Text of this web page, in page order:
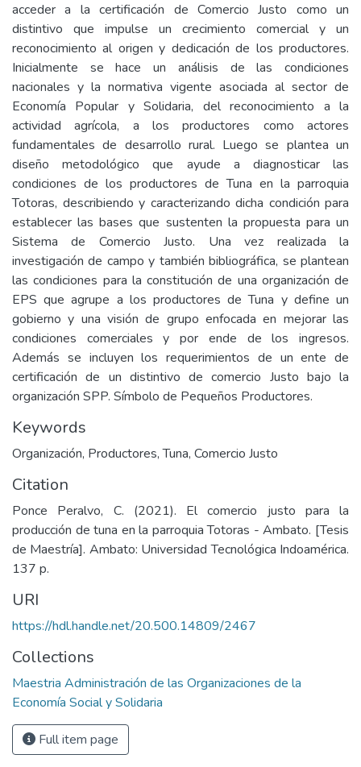
acceder a la certificación de Comercio Justo como un
distintivo que impulse un crecimiento comercial y un
reconocimiento al origen y dedicación de los productores.
Inicialmente se hace un análisis de las condiciones
nacionales y la normativa vigente asociada al sector de
Economía Popular y Solidaria, del reconocimiento a la
actividad agrícola, a los productores como actores
fundamentales de desarrollo rural. Luego se plantea un
diseño metodológico que ayude a diagnosticar las
condiciones de los productores de Tuna en la parroquia
Totoras, describiendo y caracterizando dicha condición para
establecer las bases que sustenten la propuesta para un
Sistema de Comercio Justo. Una vez realizada la
investigación de campo y también bibliográfica, se plantean
las condiciones para la constitución de una organización de
EPS que agrupe a los productores de Tuna y define un
gobierno y una visión de grupo enfocada en mejorar las
condiciones comerciales y por ende de los ingresos.
Además se incluyen los requerimientos de un ente de
certificación de un distintivo de comercio Justo bajo la
organización SPP. Símbolo de Pequeños Productores.
Keywords
Organización, Productores,Tuna, Comercio Justo
Citation
Ponce Peralvo, C. (2021). El comercio justo para la
producción de tuna en la parroquia Totoras - Ambato. [Tesis
de Maestría]. Ambato: Universidad Tecnológica Indoamérica.
137 p.
URI
https://hdl.handle.net/20.500.14809/2467
Collections
Maestria Administración de las Organizaciones de la
Economía Social y Solidaria
Full item page